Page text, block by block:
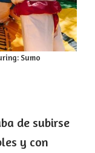
Sumo
de subirse
y con